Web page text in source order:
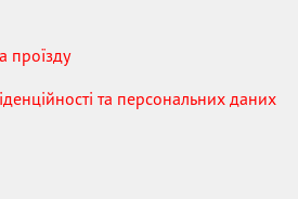
проїзду
та персональних даних